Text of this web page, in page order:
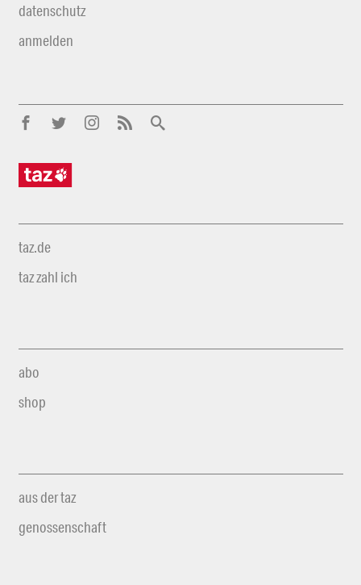
datenschutz
anmelden
taz.de
taz zahl ich
abo
shop
aus der taz
genossenschaft